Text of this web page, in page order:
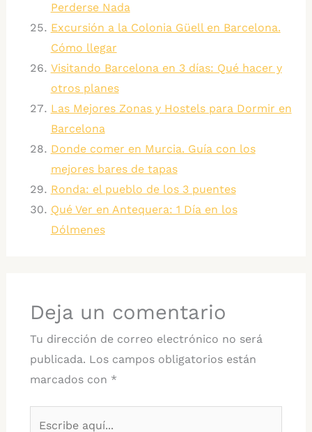
Perderse Nada
Excursión a la Colonia Güell en Barcelona.
Cómo llegar
Visitando Barcelona en 3 días: Qué hacer y
otros planes
Las Mejores Zonas y Hostels para Dormir en
Barcelona
Donde comer en Murcia. Guía con los
mejores bares de tapas
Ronda: el pueblo de los 3 puentes
Qué Ver en Antequera: 1 Día en los
Dólmenes
Deja un comentario
Tu dirección de correo electrónico no será
publicada. Los campos obligatorios están
marcados con *